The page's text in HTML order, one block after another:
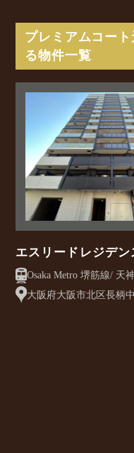
プレミアムコー
る物件一覧
エスリードレジデン
六丁目
Osaka Metro 堺筋線/ 天神橋筋六丁目駅
徒歩7分
大阪府大阪市北区長柄